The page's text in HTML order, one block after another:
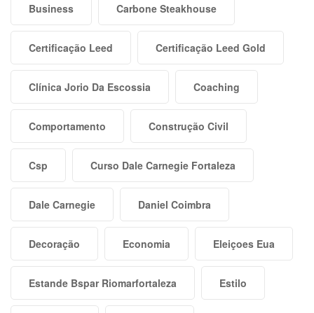
Business Carbone Steakhouse
Certificação Leed Certificação Leed Gold
Clínica Jorio Da Escossia Coaching
Comportamento Construção Civil
Csp Curso Dale Carnegie Fortaleza
Dale Carnegie Daniel Coimbra
Decoração Economia Eleiçoes Eua
Estande Bspar Riomarfortaleza Estilo